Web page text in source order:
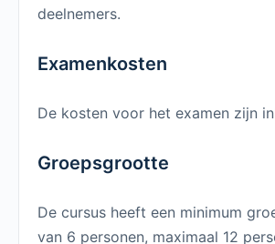
deelnemers.
Examenkosten
De kosten voor het examen zijn
Groepsgrootte
De cursus heeft een minimum
van 6 personen, maximaal 12